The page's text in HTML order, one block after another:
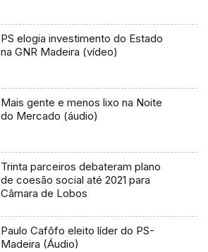
PS elogia investimento do Estado
na GNR Madeira (vídeo)
Mais gente e menos lixo na Noite
do Mercado (áudio)
Trinta parceiros debateram plano
de coesão social até 2021 para
Câmara de Lobos
Paulo Cafôfo eleito líder do PS-
Madeira (Áudio)